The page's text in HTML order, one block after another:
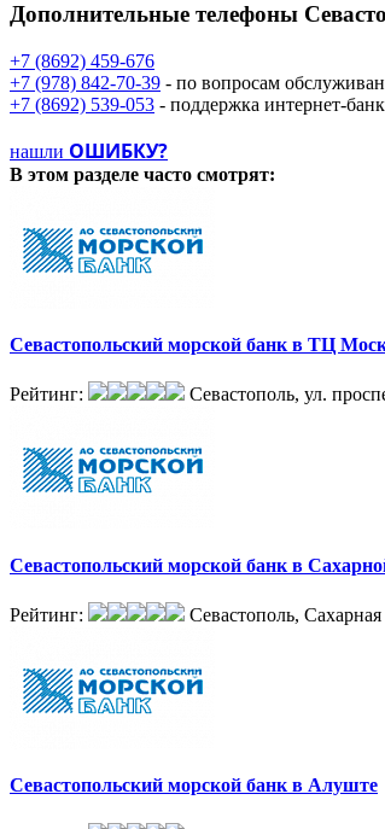
Дополнительные телефоны
+7 (8692) 459-676
+7 (978) 842-70-39 - по вопросам
+7 (8692) 539-053 - поддержка интернет-
нашли ОШИБКУ?
В этом разделе часто смотрят:
Севастопольский морской банк в ТЦ
Рейтинг: Севастополь, ул.
Севастопольский морской банк в
Рейтинг: Севастополь,
Севастопольский морской банк в Алуште